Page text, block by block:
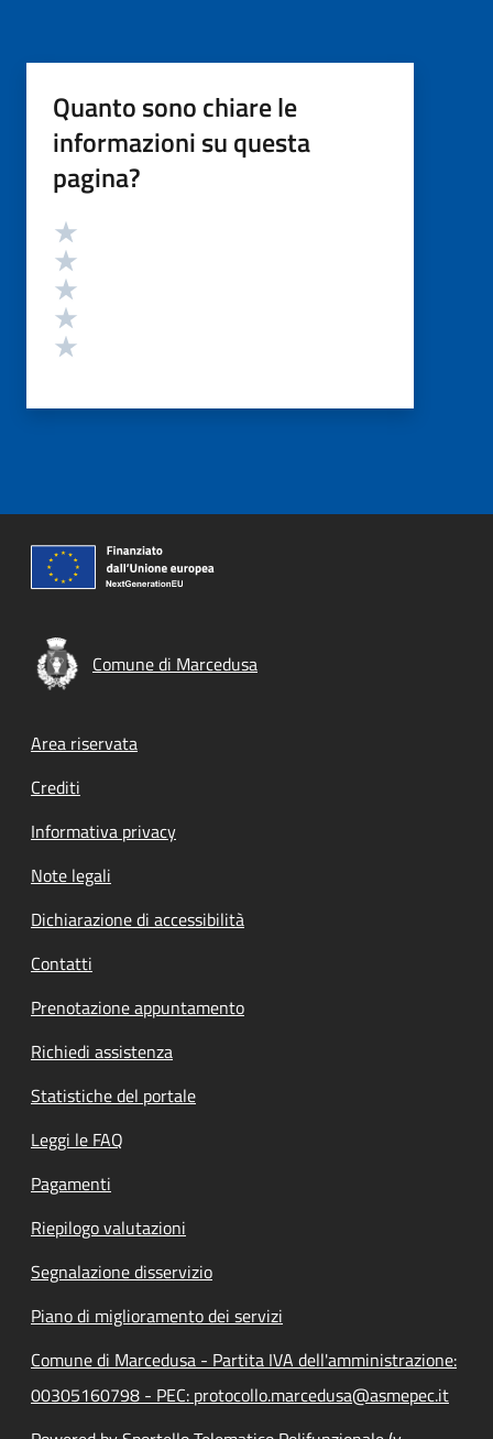
Quanto sono chiare le
informazioni su questa
pagina?
Valutazione
Comune di Marcedusa
Footer menu
Area riservata
Crediti
Informativa privacy
Note legali
Dichiarazione di accessibilità
Contatti
Prenotazione appuntamento
Richiedi assistenza
Statistiche del portale
Leggi le FAQ
Pagamenti
Riepilogo valutazioni
Segnalazione disservizio
Piano di miglioramento dei servizi
Comune di Marcedusa - Partita IVA dell'amministrazione:
00305160798 - PEC: protocollo.marcedusa@asmepec.it